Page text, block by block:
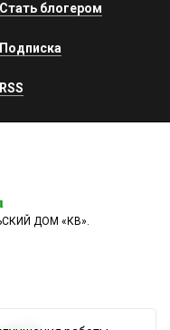
Стать блогером
Подписка
RSS
ДОМ «КВ».